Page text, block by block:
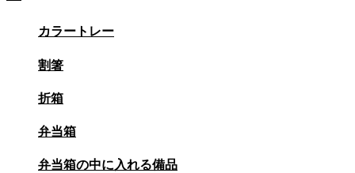
カラートレー
割箸
折箱
弁当箱
弁当箱の中に入れる備品